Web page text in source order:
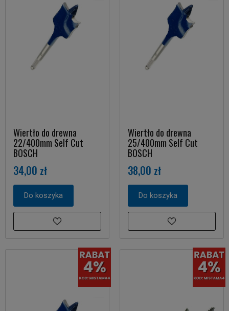
Wiertło do drewna
22/400mm Self Cut
BOSCH
34,00 zł
Do koszyka
Wiertło do drewna
25/400mm Self Cut
BOSCH
38,00 zł
Do koszyka